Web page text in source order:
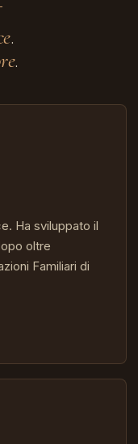
.
.
Ha sviluppato il
oltre
Familiari di